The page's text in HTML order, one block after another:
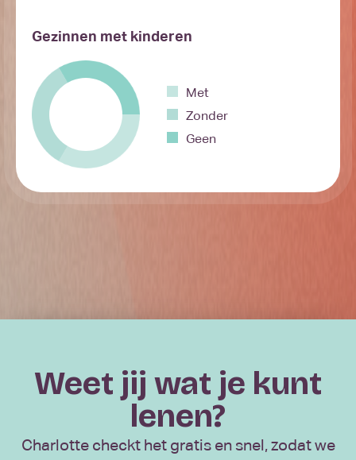
Gezinnen met kinderen
Met
Zonder
Geen
Weet jij wat je kunt
lenen?
Charlotte checkt het gratis en snel, zodat we